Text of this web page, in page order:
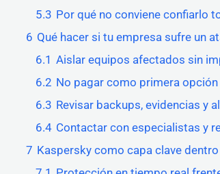
5.3 Por qué no conviene confiarlo
6 Qué hacer si tu empresa sufre un
6.1 Aislar equipos afectados sin
6.2 No pagar como primera opción
6.3 Revisar backups, evidencias y
6.4 Contactar con especialistas y
7 Kaspersky como capa clave